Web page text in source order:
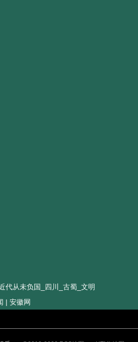
代从未负国_四川_古蜀_文明
| 安徽网